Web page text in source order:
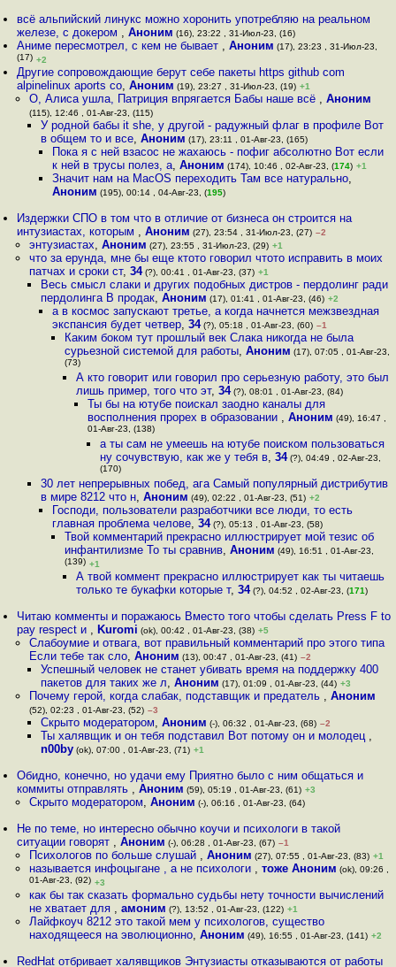
всё альпийский линукс можно хоронить употребляю на реальном
железе, с докером ,Аноним (16), 23:22 , 31-Июл-23, (16)
Аниме пересмотрел, с кем не бывает ,Аноним (17), 23:23 , 31-Июл-23,
(17) +2
Другие сопровождающие берут себе пакеты https github com
alpinelinux aports co,Аноним (19), 23:27 , 31-Июл-23, (19) +1
О, Алиса ушла, Патриция впрягается Бабы наше всё , Аноним
(115), 12:46 , 01-Авг-23, (115)
У родной бабы it she, у другой - радужный флаг в профиле Вот
в общем то и все, Аноним (17), 23:11 , 01-Авг-23, (165)
Пока я с ней взасос не жахаюсь - пофиг абсолютно Вот если
к ней в трусы полез, а,Аноним (174), 10:46 , 02-Авг-23, (174) +1
Значит нам на MacOS переходить Там все натурально,
Аноним (195), 00:14 , 04-Авг-23, (195)
Издержки СПО в том что в отличие от бизнеса он строится на
интузиастах, которым ,Аноним (27), 23:54 , 31-Июл-23, (27) –2
энтузиастах, Аноним (27), 23:55 , 31-Июл-23, (29) +1
что за ерунда, мне бы еще ктото говорил чтото исправить в моих
патчах и сроки ст, 34(?), 00:41 , 01-Авг-23, (37) +1
Весь смысл слаки и других подобных дистров - пердолинг ради
пердолинга В продак, Аноним (17), 01:41 , 01-Авг-23, (46) +2
а в космос запускают третье, а когда начнется межзвездная
экспансия будет четвер,34(?), 05:18 , 01-Авг-23, (60) –1
Каким боком тут прошлый век Слака никогда не была
сурьезной системой для работы, Аноним (17), 07:05 , 01-Авг-23,
(73)
А кто говорит или говорил про серьезную работу, это был
лишь пример, того что эт, 34(?), 08:01 , 01-Авг-23, (84)
Ты бы на ютубе поискал заодно каналы для
восполнения прорех в образовании ,Аноним (49), 16:47 ,
01-Авг-23, (138)
а ты сам не умеешь на ютубе поиском пользоваться
ну сочувствую, как же у тебя в, 34(?), 04:49 , 02-Авг-23,
(170)
30 лет непрерывных побед, ага Самый популярный дистрибутив
в мире 8212 что н, Аноним (49), 02:22 , 01-Авг-23, (51) +2
Господи, пользователи разработчики все люди, то есть
главная проблема челове,34(?), 05:13 , 01-Авг-23, (58)
Твой комментарий прекрасно иллюстрирует мой тезис об
инфантилизме То ты сравнив, Аноним (49), 16:51 , 01-Авг-23,
(139) +1
А твой коммент прекрасно иллюстрирует как ты читаешь
только те букафки которые т, 34(?), 04:52 , 02-Авг-23, (171)
Читаю комменты и поражаюсь Вместо того чтобы сделать Press F to
pay respect и , Kuromi (ok), 00:42 , 01-Авг-23, (38) +5
Слабоумие и отвага, вот правильный комментарий про этого типа
Если тебе так сло, Аноним (13), 00:47 , 01-Авг-23, (41) –2
Успешный человек не станет убивать время на поддержку 400
пакетов для таких же л, Аноним (17), 01:09 , 01-Авг-23, (44) +3
Почему герой, когда слабак, подставщик и предатель , Аноним
(52), 02:23 , 01-Авг-23, (52) –3
Скрыто модератором, Аноним (-), 06:32 , 01-Авг-23, (68) –2
Ты халявщик и он тебя подставил Вот потому он и молодец ,
n00by(ok), 07:00 , 01-Авг-23, (71) +1
Обидно, конечно, но удачи ему Приятно было с ним общаться и
коммиты отправлять ,Аноним (59), 05:19 , 01-Авг-23, (61) +3
Скрыто модератором, Аноним (-), 06:16 , 01-Авг-23, (64)
Не по теме, но интересно обычно коучи и психологи в такой
ситуации говорят ,Аноним (-), 06:28 , 01-Авг-23, (67) –1
Психологов по больше слушай , Аноним (27), 07:55 , 01-Авг-23, (83) +1
называется инфоцыгане , а не психологи , тоже Аноним (ok), 09:26 ,
01-Авг-23, (92) +3
как бы так сказать формально судьбы нету точности вычислений
не хватает для , амоним (?), 13:52 , 01-Авг-23, (122) +1
Лайфкоуч 8212 это такой мем у психологов, существо
находящееся на эволюционно, Аноним (49), 16:55 , 01-Авг-23, (141) +2
RedHat отбривает халявщиков Энтузиасты отказываются от работы